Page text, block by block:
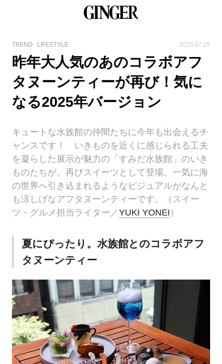
TREND LIFESTYLE 2025.07.15
昨年大人気のあのコラボアフ
タヌーンティーが再び！気に
なる2025年バージョン
キュートな水族館の仲間たちに今年も出会えるチ
ャンスです！ いきものを近くに感じられる工夫
を凝らした展示が魅力の「すみだ水族館」のいき
ものたちが、再びスイーツとして登場。一気に海
の世界へ引き込まれるようなビジュアルがなんと
も涼しげなアフタヌーンティーです。（スイー
ツ・グルメ担当ライター／YUKI YONEI ）
夏にぴったり。水族館とのコラボアフ
タヌーンティー